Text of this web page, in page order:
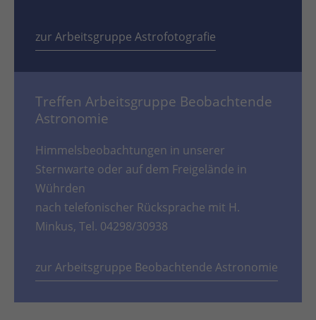
zur Arbeitsgruppe Astrofotografie
Treffen Arbeitsgruppe Beobachtende
Astronomie
Himmelsbeobachtungen in unserer
Sternwarte oder auf dem Freigelände in
Wührden
nach telefonischer Rücksprache mit H.
Minkus, Tel. 04298/30938
zur Arbeitsgruppe Beobachtende Astronomie